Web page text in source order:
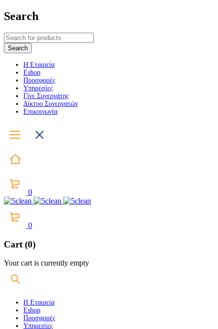
Search
Η Εταιρεία
Eshop
Προσφορές
Υπηρεσίες
Γίνε Συνεργάτης
Δίκτυο Συνεργατών
Επικοινωνία
0
0
Cart (0)
Your cart is currently empty
Η Εταιρεία
Eshop
Προσφορές
Υπηρεσίες